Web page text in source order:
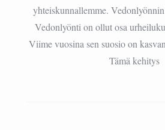
yhteiskunnallemme.
Vedonlyönti on ollut osa
Viime vuosina sen suosio on
Tämä kehitys